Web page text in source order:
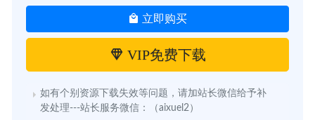
立即购买
VIP免费下载
如有个别资源下载失效等问题，请加站长微信给予补
发处理---站长服务微信：（aixuel2）